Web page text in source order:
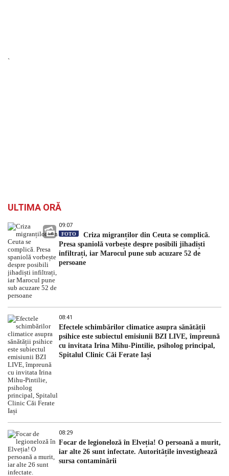
`
ULTIMA ORĂ
09:07
FOTO
Criza migranților din Ceuta se complică.
Presa spaniolă vorbește despre posibili jihadiști
infiltrați, iar Marocul pune sub acuzare 52 de
persoane
08:41
Efectele schimbărilor climatice asupra sănătății
psihice este subiectul emisiunii BZI LIVE, împreună
cu invitata Irina Mihu-Pintilie, psiholog principal,
Spitalul Clinic Căi Ferate Iași
08:29
Focar de legioneloză în Elveția! O persoană a murit,
iar alte 26 sunt infectate. Autoritățile investighează
sursa contaminării